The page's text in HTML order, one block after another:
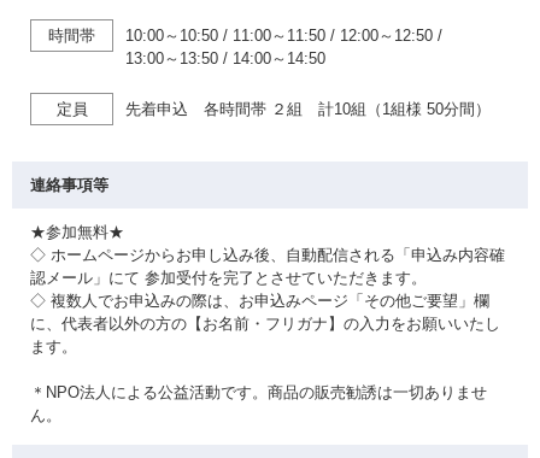
時間帯 10:00～10:50 / 11:00～11:50 / 12:00～12:50 /
13:00～13:50 / 14:00～14:50
定員 先着申込 各時間帯 ２組 計10組（1組様 50分間）
連絡事項等
★参加無料★
◇ ホームページからお申し込み後、自動配信される「申込み内容確
認メール」にて 参加受付を完了とさせていただきます。
◇ 複数人でお申込みの際は、お申込みページ「その他ご要望」欄
に、代表者以外の方の【お名前・フリガナ】の入力をお願いいたし
ます。
＊NPO法人による公益活動です。商品の販売勧誘は一切ありませ
ん。